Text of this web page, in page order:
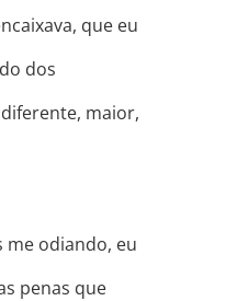
que eu
dos
maior,
me odiando, eu
penas que